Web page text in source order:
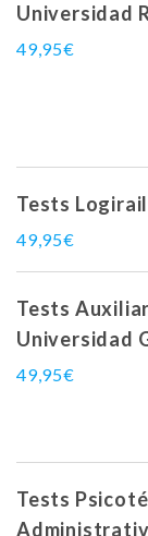
Universidad
49,95€
Tests Logirail
49,95€
Tests
Universidad
49,95€
Tests